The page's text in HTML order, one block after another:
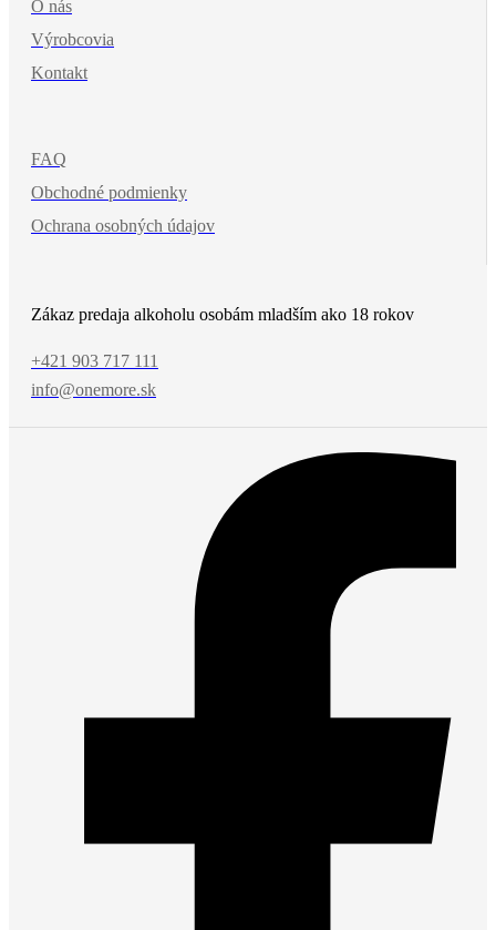
O nás
Výrobcovia
Kontakt
FAQ
Obchodné podmienky
Ochrana osobných údajov
Zákaz predaja alkoholu osobám mladším ako 18 rokov
+421 903 717 111
info@onemore.sk